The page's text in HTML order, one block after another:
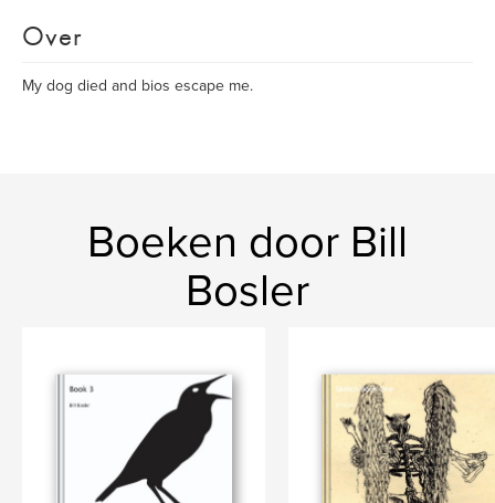
Over
My dog died and bios escape me.
Boeken door Bill
Bosler